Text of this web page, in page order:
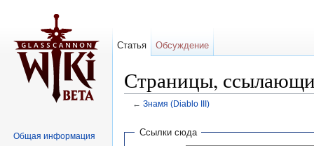
Страницы,
← Знамя (Diablo III)
Ссылки сюда
Статья Обсуждение
Общая информация